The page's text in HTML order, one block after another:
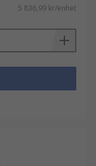
5 836,99 kr/enhet